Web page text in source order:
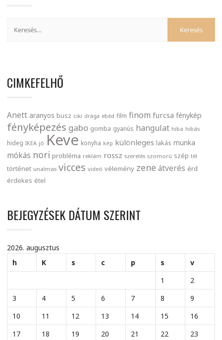
CIMKEFELHŐ
Anett aranyos busz ciki drága ebéd film finom furcsa fénykép
fényképezés gabo gomba gyanús hangulat hiba hibás
hideg IKEA jó Keve konyha kép különleges lakás munka
mókás nori probléma reklám rossz szerelés szomorú szép tél
történet unalmas vicces videó vélemény zene átverés érd
érdekes étel
BEJEGYZÉSEK DÁTUM SZERINT
2026. augusztus
h
K s c p s
v
1
2
3
4 5 6 7 8
9
10
11 12 13 14 15
16
17
18 19 20 21 22
23